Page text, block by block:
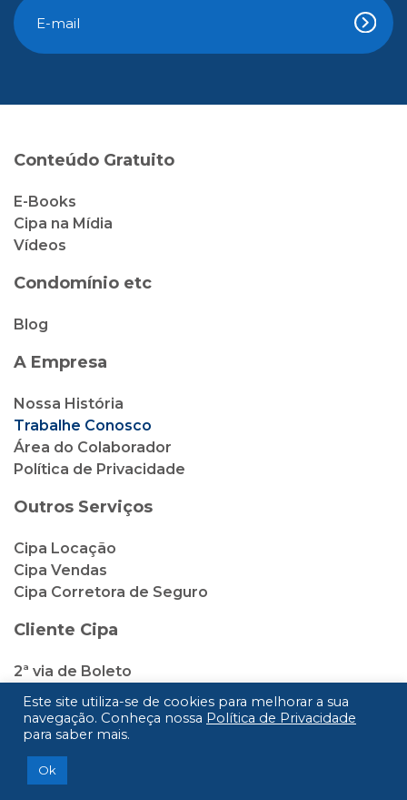
Conteúdo Gratuito
E-Books
Cipa na Mídia
Vídeos
Condomínio etc
Blog
A Empresa
Nossa História
Trabalhe Conosco
Área do Colaborador
Política de Privacidade
Outros Serviços
Cipa Locação
Cipa Vendas
Cipa Corretora de Seguro
Cliente Cipa
2ª via de Boleto
Débito Automático
Ouvidoria
Vantagens
Pacote de Soluções
Central de Ajuda
Este site utiliza-se de cookies para melhorar a sua
navegação. Conheça nossa Política de Privacidade
para saber mais.
Ok